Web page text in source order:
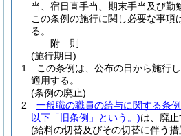
当、宿日直手当、期末手当及び勤
この条例の施行に関し必要な事項
る。
附 則
(施行期日)
1
この条例は、公布の日から施行
適用する。
(条例の廃止)
2
一般職の職員の給与に関する条例
以下「旧条例」という。)は、廃止
(給料の切替及びその切替に伴う措